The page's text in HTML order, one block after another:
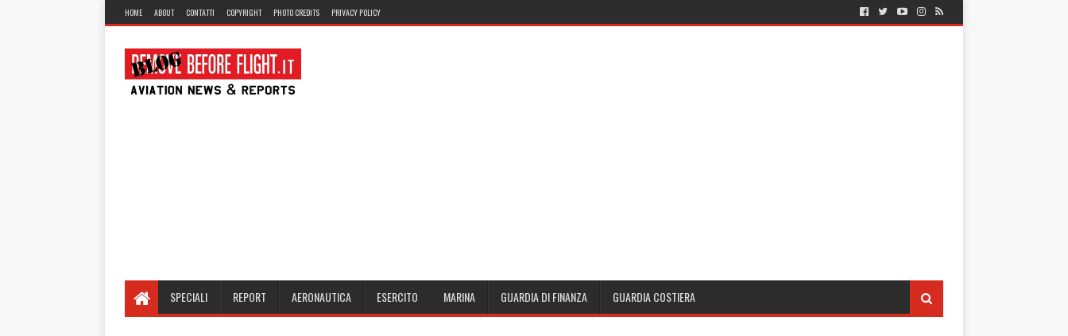
HOME ABOUT CONTATTI COPYRIGHT PHOTO CREDITS PRIVACY POLICY
SPECIALI REPORT AERONAUTICA ESERCITO MARINA GUARDIA DI FINANZA GUARDIA COSTIERA